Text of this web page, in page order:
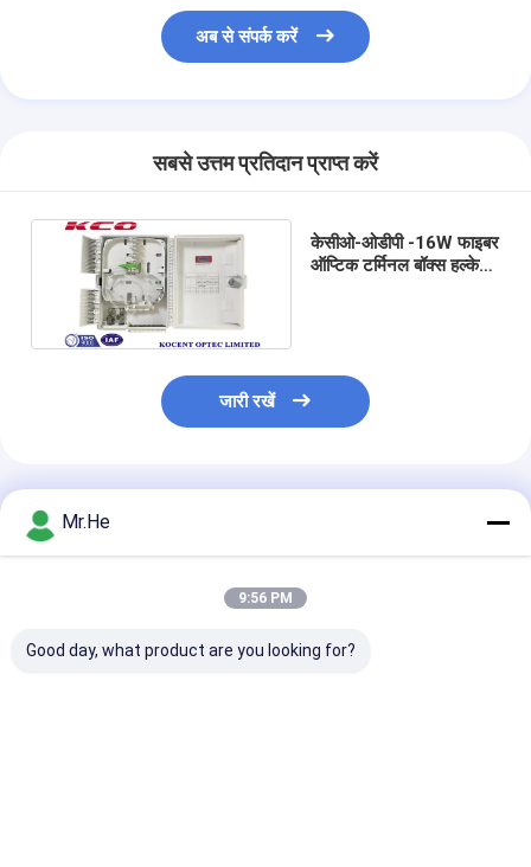
अब से संपर्क करें
सबसे उत्तम प्रतिदान प्राप्त करें
केसीओ-ओडीपी -16W फाइबर
ऑप्टिक टर्मिनल बॉक्स हल्के
जारी रखें
अनुशंसित उत्पाद
Mr.He
9:56 PM
Good day, what product are you looking for?